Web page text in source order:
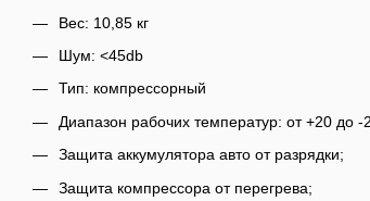
Вес: 10,85 кг
Шум: <45db
Тип: компрессорный
Диапазон рабочих температур: от +20 до -
Защита аккумулятора авто от разрядки;
Защита компрессора от перегрева;